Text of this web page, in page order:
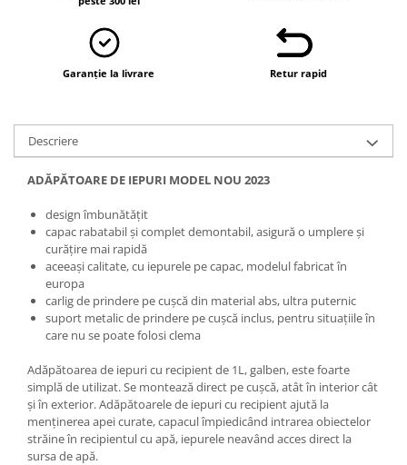
Alăptare
Suplimente si accesorii veterinare
Porumbei
Accesorii
Adapatori
Cuști de transport
Hrană (furaje)
Hrănitori
Suplimente și grituri
Curatare copite
Accesorii veterinare
Capcane
Aditivi furajeri
Garanție la livrare Retur rapid
Descriere
ADĂPĂTOARE DE IEPURI MODEL NOU 2023
design îmbunătățit
capac rabatabil și complet demontabil, asigură o umplere și
curățire mai rapidă
aceeași calitate, cu iepurele pe capac, modelul fabricat în
europa
carlig de prindere pe cușcă din material abs, ultra puternic
suport metalic de prindere pe cușcă inclus, pentru situațiile în
care nu se poate folosi clema
Adăpătoarea de iepuri cu recipient de 1L, galben, este foarte
simplă de utilizat. Se montează direct pe cuşcă, atât în interior cât
şi în exterior. Adăpătoarele de iepuri cu recipient ajută la
menţinerea apei curate, capacul împiedicând intrarea obiectelor
străine în recipientul cu apă, iepurele neavând acces direct la
sursa de apă.